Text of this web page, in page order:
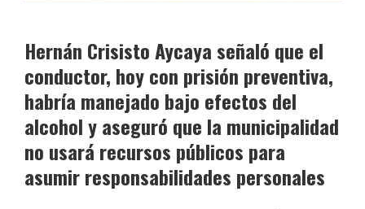
Hernán Crisisto Aycaya señaló que el
conductor, hoy con prisión preventiva,
habría manejado bajo efectos del
alcohol y aseguró que la municipalidad
no usará recursos públicos para
asumir responsabilidades personales